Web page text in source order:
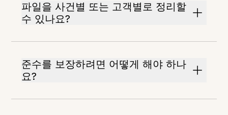
파일을 사건별 또는 고객별로 정리할
수 있나요?
준수를 보장하려면 어떻게 해야 하나
요?